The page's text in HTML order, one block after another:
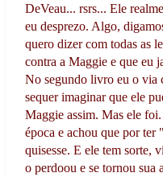
DeVeau... rsrs... Ele
eu desprezo. Algo,
quero dizer com todas as
contra a Maggie e que eu
No segundo livro eu o via
sequer imaginar que ele
Maggie assim. Mas ele
época e achou que por
quisesse. E ele tem sorte,
o perdoou e se tornou sua